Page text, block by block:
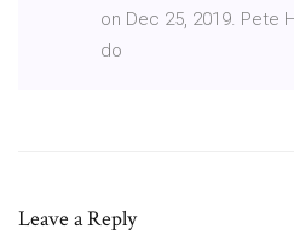
on Dec 25, 2019. Pete
do
Leave a Reply